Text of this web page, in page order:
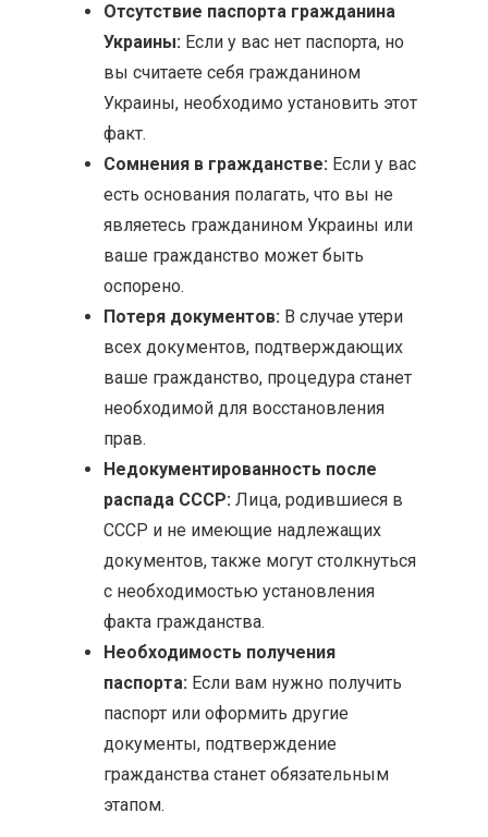
Отсутствие паспорта гражданина
Украины: Если у вас нет паспорта, но
вы считаете себя гражданином
Украины, необходимо установить этот
факт.
Сомнения в гражданстве: Если у вас
есть основания полагать, что вы не
являетесь гражданином Украины или
ваше гражданство может быть
оспорено.
Потеря документов: В случае утери
всех документов, подтверждающих
ваше гражданство, процедура станет
необходимой для восстановления
прав.
Недокументированность после
распада СССР: Лица, родившиеся в
СССР и не имеющие надлежащих
документов, также могут столкнуться
с необходимостью установления
факта гражданства.
Необходимость получения
паспорта: Если вам нужно получить
паспорт или оформить другие
документы, подтверждение
гражданства станет обязательным
этапом.